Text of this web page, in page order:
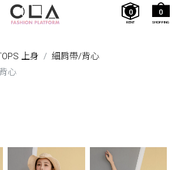
SHOPPING
0
RENT
0
上身
細肩帶/背⼼
心